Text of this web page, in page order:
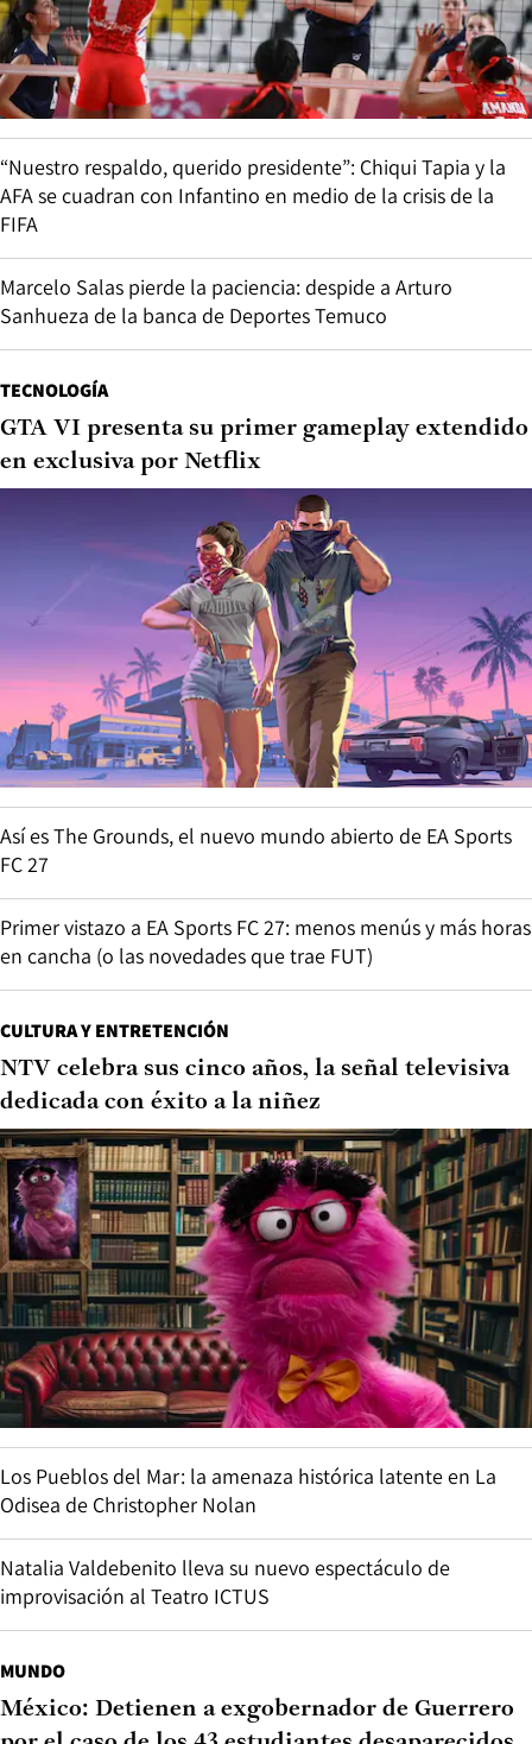
“Nuestro respaldo, querido presidente”: Chiqui Tapia y la
AFA se cuadran con Infantino en medio de la crisis de la
FIFA
Marcelo Salas pierde la paciencia: despide a Arturo
Sanhueza de la banca de Deportes Temuco
TECNOLOGÍA
GTA VI presenta su primer gameplay extendido
en exclusiva por Netflix
Así es The Grounds, el nuevo mundo abierto de EA Sports
FC 27
Primer vistazo a EA Sports FC 27: menos menús y más horas
en cancha (o las novedades que trae FUT)
CULTURA Y ENTRETENCIÓN
NTV celebra sus cinco años, la señal televisiva
dedicada con éxito a la niñez
Los Pueblos del Mar: la amenaza histórica latente en La
Odisea de Christopher Nolan
Natalia Valdebenito lleva su nuevo espectáculo de
improvisación al Teatro ICTUS
MUNDO
México: Detienen a exgobernador de Guerrero